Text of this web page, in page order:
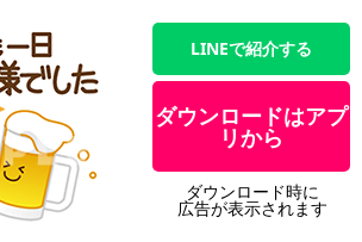
LINEで紹介する
ダウンロードはアプ
リから
ダウンロード時に
広告が表示されます